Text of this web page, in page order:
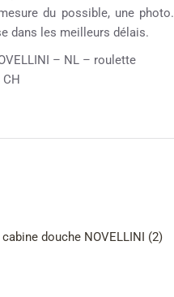
du possible, une photo.
dans les meilleurs délais.
– NL – roulette
douche NOVELLINI (2)